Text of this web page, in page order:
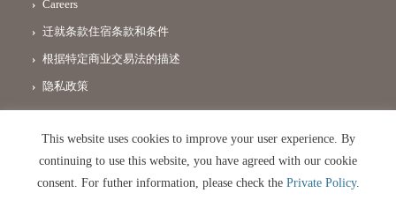
Careers
迁就条款住宿条款和条件
根据特定商业交易法的描述
隐私政策
© 2026 MUNI KYOTO 【公式】 All Rights Reserved.
This website uses cookies to improve your user experience. By
continuing to use this website, you have agreed with our cookie
consent. For futher information, please check the Private Policy.